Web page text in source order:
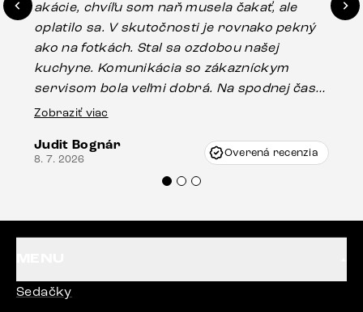
akácie, chvíľu som naň musela čakať, ale
oplatilo sa. V skutočnosti je rovnako pekný
ako na fotkách. Stal sa ozdobou našej
kuchyne. Komunikácia so zákazníckym
servisom bola veľmi dobrá. Na spodnej časti
stola bolo malé poškodenie, pravdepodobne
Vincze pri riešení mojej záležitosti pristúpili
veľmi korektne. Odporúčam produkty Delife
Zobraziť viac
Judit Bognár
8. 7. 2026 Overená recenzia
Sedačky